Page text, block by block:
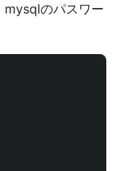
mysqlのパスワー